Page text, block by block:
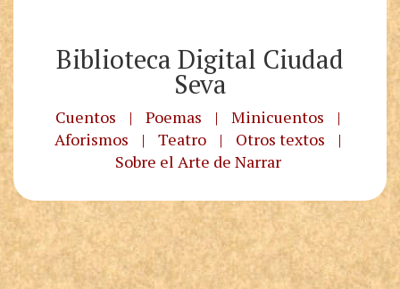
Biblioteca Digital Ciudad
Seva
Cuentos | Poemas | Minicuentos
|
Aforismos
| Teatro | Otros textos
|
Sobre el Arte de Narrar